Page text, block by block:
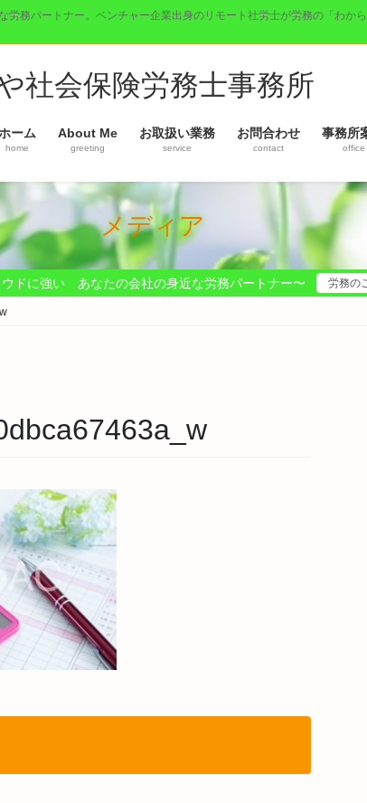
務パートナー。ベンチャー企業出身のリモート社労士が労務の「わか
社会保険労務士事務所
ーム
home
About Me
greeting
お取扱い業務
service
お問合わせ
contact
事務所
office
メディア
ドに強い あなたの会社の身近な労務パートナー〜 労務の